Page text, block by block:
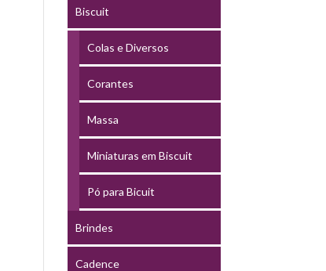
Biscuit
Colas e Diversos
Corantes
Massa
Miniaturas em Biscuit
Pó para Bicuit
Brindes
Cadence